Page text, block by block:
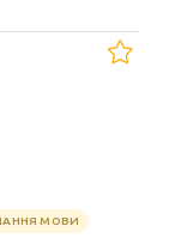
МОВИ